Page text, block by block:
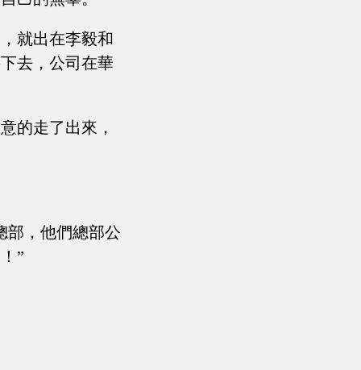
就出在李毅和
去，公司在華
的走了出來，
部，他們總部公
”